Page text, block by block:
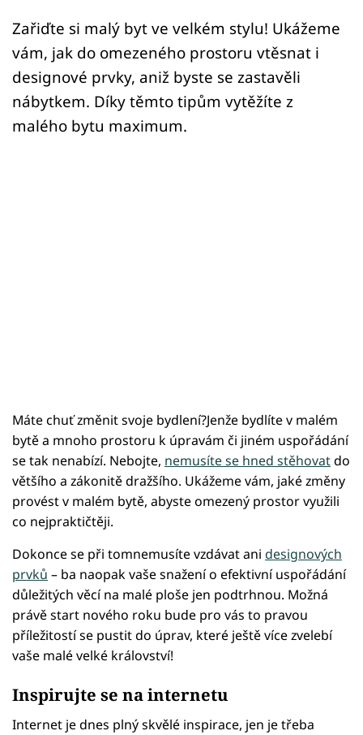
Zařiďte si malý byt ve velkém stylu! Ukážeme
vám, jak do omezeného prostoru vtěsnat i
designové prvky, aniž byste se zastavěli
nábytkem. Díky těmto tipům vytěžíte z
malého bytu maximum.
Máte chuť změnit svoje bydlení?Jenže bydlíte v malém
bytě a mnoho prostoru k úpravám či jiném uspořádání
se tak nenabízí. Nebojte, nemusíte se hned stěhovatdo
většího a zákonitě dražšího. Ukážeme vám, jaké změny
provést v malém bytě, abyste omezený prostor využili
co nejpraktičtěji.
Dokonce se při tomnemusíte vzdávat ani designových
prvků – ba naopak vaše snažení o efektivní uspořádání
důležitých věcí na malé ploše jen podtrhnou. Možná
právě start nového roku bude pro vás to pravou
příležitostí se pustit do úprav, které ještě více zvelebí
vaše malé velké království!
Inspirujte se na internetu
Internet je dnes plný skvělé inspirace, jen je třeba